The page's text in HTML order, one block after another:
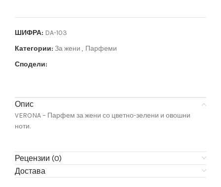
ШИФРА: DA-103
Категории: За жени , Парфеми
Сподели:
Опис
VERONA – Парфем за жени со цветно-зелени и овошни
ноти.
Рецензии (0)
Достава